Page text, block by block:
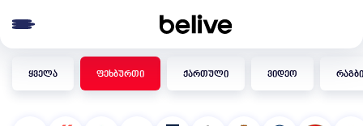
ყველა ფეხბურთი ქართული ვიდეო რაგბი